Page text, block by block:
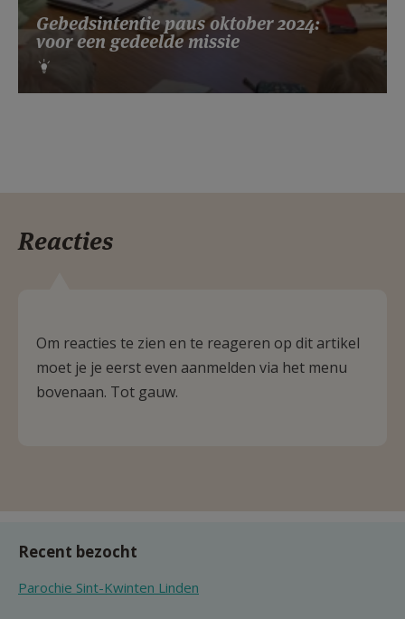
Gebedsintentie paus oktober 2024:
voor een gedeelde missie
Reacties
Om reacties te zien en te reageren op dit artikel
moet je je eerst even aanmelden via het menu
bovenaan. Tot gauw.
Recent bezocht
Parochie Sint-Kwinten Linden